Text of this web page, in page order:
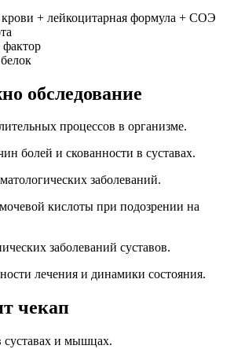
+ лейкоцитарная формула + СОЭ
обследование
процессов в организме.
болей и скованности в суставах.
заболеваний.
кислоты при подозрении на
заболеваний суставов.
лечения и динамики состояния.
чекап
и мышцах.